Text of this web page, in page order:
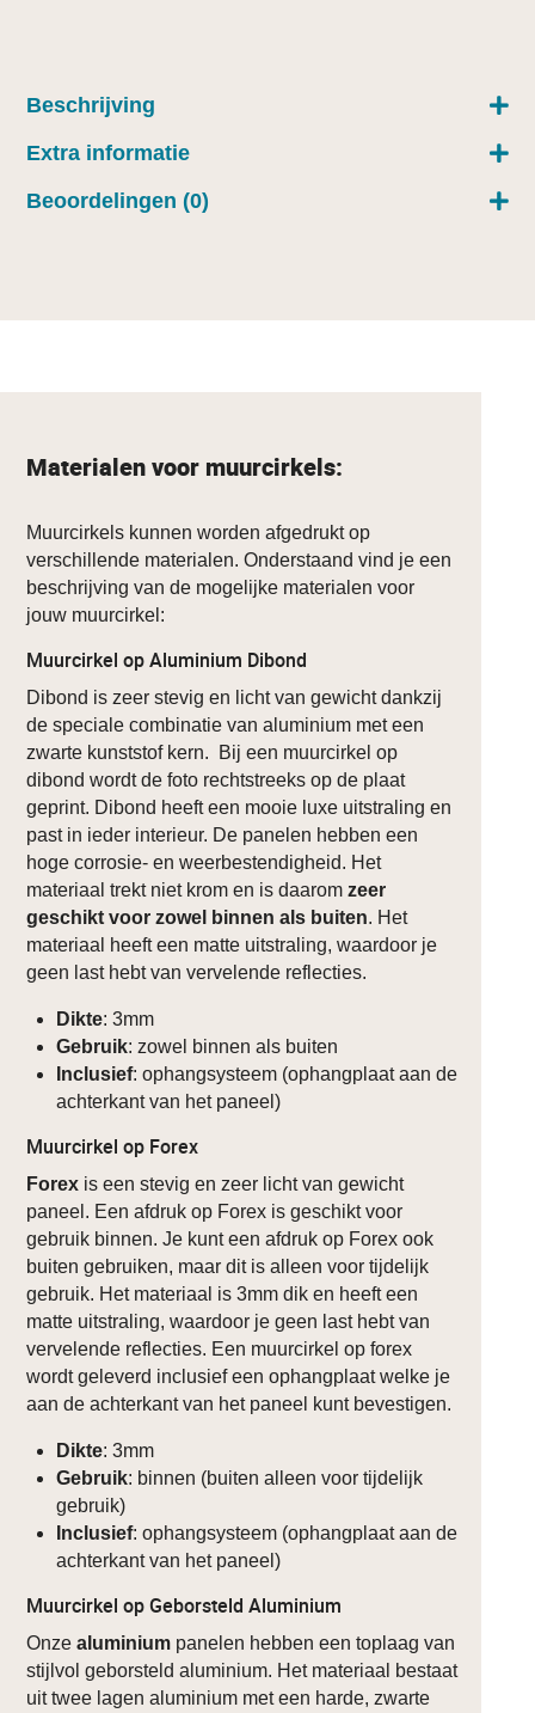
Beschrijving
Extra informatie
Beoordelingen (0)
Materialen voor muurcirkels:
Muurcirkels kunnen worden afgedrukt op
verschillende materialen. Onderstaand vind je een
beschrijving van de mogelijke materialen voor
jouw muurcirkel:
Muurcirkel op Aluminium Dibond
Dibond is zeer stevig en licht van gewicht dankzij
de speciale combinatie van aluminium met een
zwarte kunststof kern. Bij een muurcirkel op
dibond wordt de foto rechtstreeks op de plaat
geprint. Dibond heeft een mooie luxe uitstraling en
past in ieder interieur. De panelen hebben een
hoge corrosie- en weerbestendigheid. Het
materiaal trekt niet krom en is daarom zeer
geschikt voor zowel binnen als buiten. Het
materiaal heeft een matte uitstraling, waardoor je
geen last hebt van vervelende reflecties.
Dikte: 3mm
Gebruik: zowel binnen als buiten
Inclusief: ophangsysteem (ophangplaat aan de
achterkant van het paneel)
Muurcirkel op Forex
Forex is een stevig en zeer licht van gewicht
paneel. Een afdruk op Forex is geschikt voor
gebruik binnen. Je kunt een afdruk op Forex ook
buiten gebruiken, maar dit is alleen voor tijdelijk
gebruik. Het materiaal is 3mm dik en heeft een
matte uitstraling, waardoor je geen last hebt van
vervelende reflecties. Een muurcirkel op forex
wordt geleverd inclusief een ophangplaat welke je
aan de achterkant van het paneel kunt bevestigen.
Dikte: 3mm
Gebruik: binnen (buiten alleen voor tijdelijk
gebruik)
Inclusief: ophangsysteem (ophangplaat aan de
achterkant van het paneel)
Muurcirkel op Geborsteld Aluminium
Onzealuminium panelen hebben een toplaag van
stijlvol geborsteld aluminium. Het materiaal bestaat
uit twee lagen aluminium met een harde, zwarte